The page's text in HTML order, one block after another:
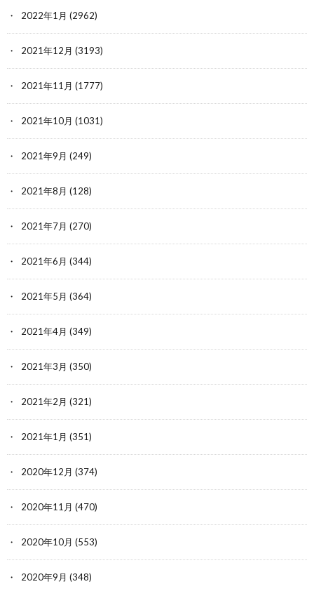
2022年1月 (2962)
2021年12月 (3193)
2021年11月 (1777)
2021年10月 (1031)
2021年9月 (249)
2021年8月 (128)
2021年7月 (270)
2021年6月 (344)
2021年5月 (364)
2021年4月 (349)
2021年3月 (350)
2021年2月 (321)
2021年1月 (351)
2020年12月 (374)
2020年11月 (470)
2020年10月 (553)
2020年9月 (348)